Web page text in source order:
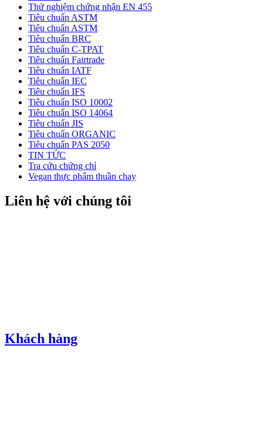
Thử nghiệm chứng nhận EN 455
Tiêu chuẩn ASTM
Tiêu chuẩn ASTM
Tiêu chuẩn BRC
Tiêu chuẩn C-TPAT
Tiêu chuẩn Fairtrade
Tiêu chuẩn IATF
Tiêu chuẩn IEC
Tiêu chuẩn IFS
Tiêu chuẩn ISO 10002
Tiêu chuẩn ISO 14064
Tiêu chuẩn JIS
Tiêu chuẩn ORGANIC
Tiêu chuẩn PAS 2050
TIN TỨC
Tra cứu chứng chỉ
Vegan thực phẩm thuần chay
Liên hệ với chúng tôi
Khách hàng